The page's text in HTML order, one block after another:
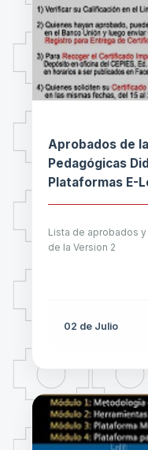
Aprobados de
Pedagógicas
Plataformas E-
Lista de aprobados
de la Version 2
02 de Julio